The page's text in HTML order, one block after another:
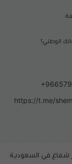
الوطني؟
https://t.me/
في السعودية